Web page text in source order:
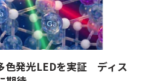
色発光LEDを実証 ディス